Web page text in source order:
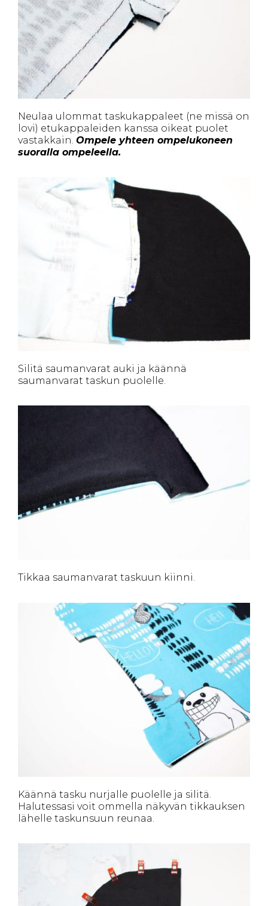
Neulaa ulommat taskukappaleet (ne missä on
lovi) etukappaleiden kanssa oikeat puolet
vastakkain. Ompele yhteen ompelukoneen
suoralla ompeleella.
Silitä saumanvarat auki ja käännä
saumanvarat taskun puolelle.
Tikkaa saumanvarat taskuun kiinni.
Käännä tasku nurjalle puolelle ja silitä.
Halutessasi voit ommella näkyvän tikkauksen
lähelle taskunsuun reunaa.